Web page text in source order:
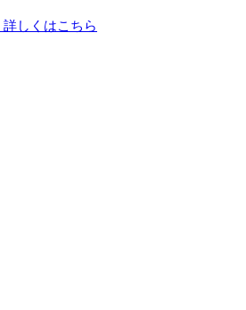
詳しくはこちら